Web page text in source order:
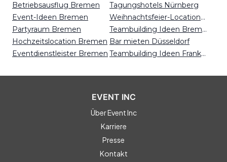
Betriebsausflug Bremen
Event-Ideen Bremen
Partyraum Bremen
Hochzeitslocation Bremen
Eventdienstleister Bremen
Tagungshotels Nürnberg
Weihnachtsfeier-Locations Dresden
Teambuilding Ideen Bremen
Bar mieten Düsseldorf
Teambuilding Ideen Frankfurt
EVENT INC
Über Event Inc
Karriere
Presse
Kontakt